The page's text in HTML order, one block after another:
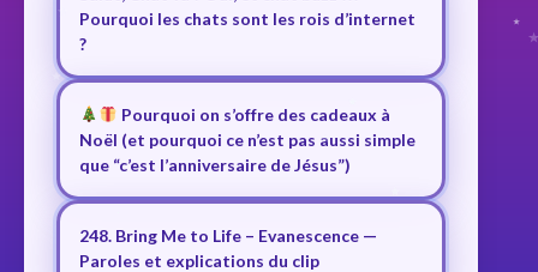
Pourquoi les chats sont les rois d’internet
?
Pourquoi on s’offre des cadeaux à
Noël (et pourquoi ce n’est pas aussi simple
que “c’est l’anniversaire de Jésus”)
248. Bring Me to Life – Evanescence —
Paroles et explications du clip